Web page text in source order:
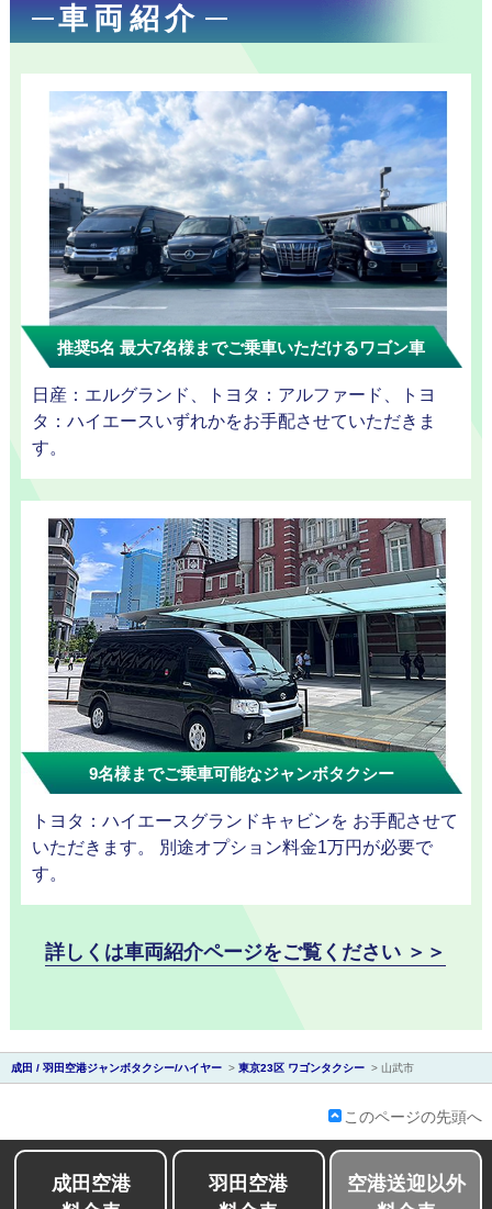
お勧め送
迎プラン
観光タクシー
成
田
会社紹介
車両紹介
推奨5名 最大7名様までご乗車いただけるワゴン車
日産：エルグランド、トヨタ：アルファード、トヨ
タ：ハイエースいずれかをお手配させていただきま
す。
9名様までご乗車可能なジャンボタクシー
トヨタ：ハイエースグランドキャビンを お手配させて
いただきます。 別途オプション料金1万円が必要で
す。
詳しくは車両紹介ページをご覧ください ＞＞
成田 / 羽田空港ジャンボタクシー/ハイヤー > 東京23区 ワゴンタクシー > 山武市
このページの先頭へ
成田空港
羽田空港
空港送迎以外